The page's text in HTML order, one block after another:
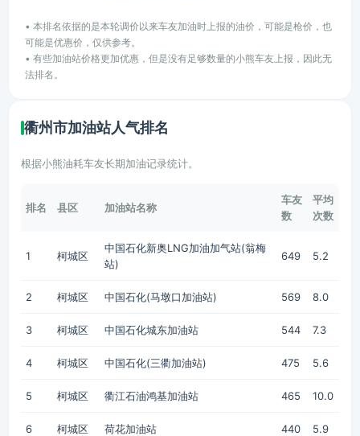
• 本排名依据的是本轮调价以来车友加油时上报的油价，可能是枪价，也
可能是优惠价，仅供参考。
• 有些加油站价格更加优惠，但是没有足够数量的小熊车友上报，因此无
法排名。
衢州市加油站人气排名
根据小熊油耗车友长期加油记录统计。
排名 县区 加油站名称
车友
数
平均
次数
1 柯城区
中国石化新奥LNG加油加气站(翁梅
站)
649 5.2
2 柯城区 中国石化(马墩口加油站) 569 8.0
3 柯城区 中国石化城东加油站 544 7.3
4 柯城区 中国石化(三衢加油站) 475 5.6
5 柯城区 衢江石油鸿基加油站 465 10.0
6 柯城区 荷花加油站 440 5.9